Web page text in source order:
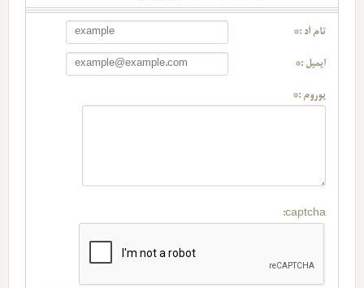
تام آد :*
ایمیل :*
یوروم :*
captcha: